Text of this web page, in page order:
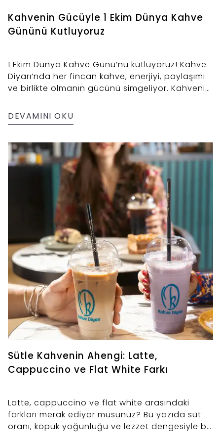
Kahvenin Gücüyle 1 Ekim Dünya Kahve
Gününü Kutluyoruz
1 Ekim Dünya Kahve Günü’nü kutluyoruz! Kahve
Diyarı’nda her fincan kahve, enerjiyi, paylaşımı
ve birlikte olmanın gücünü simgeliyor. Kahvenin
yaşıyoruz.
DEVAMINI OKU
Sütle Kahvenin Ahengi: Latte,
Cappuccino ve Flat White Farkı
Latte, cappuccino ve flat white arasındaki
farkları merak ediyor musunuz? Bu yazıda süt
oranı, köpük yoğunluğu ve lezzet dengesiyle bu